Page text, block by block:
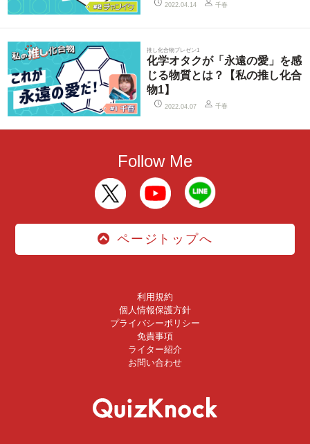
2022.04.14 千春
推し化合物プレゼン1
化学オタクが「永遠の愛」を感
じる物質とは？【私の推し化合
物1】
2022.04.07 千春
Follow Me
ページトップへ
利用規約
個人情報保護方針
プライバシーポリシー
免責事項
ライター紹介
お問い合わせ